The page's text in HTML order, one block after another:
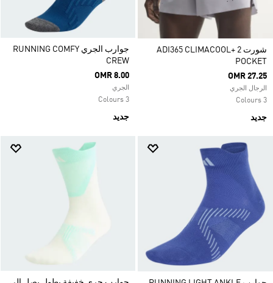
شورت ADI365 CLIMACOOL+ 2
POCKET
OMR 27.25
الرجال الجري
3 Colours
جديد
جوارب الجري RUNNING COMFY
CREW
OMR 8.00
الجري
3 Colours
جديد